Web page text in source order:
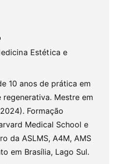
Estética e
10 anos de prática em
Mestre em
Formação
Medical School e
da ASLMS, A4M, AMS
em Brasília, Lago Sul.